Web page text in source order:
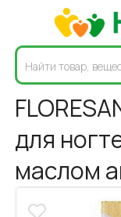
для
маслом